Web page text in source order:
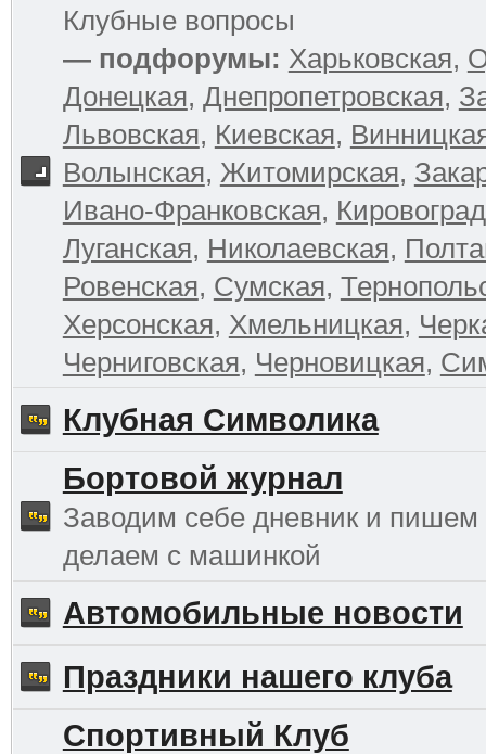
Клубные вопросы
— подфорумы: Харьковская,
Донецкая, Днепропетровская,
Львовская, Киевская,
Волынская, Житомирская,
Ивано-Франковская,
Луганская, Николаевская,
Ровенская, Сумская,
Херсонская, Хмельницкая,
Черниговская, Черновицкая,
Клубная Символика
Бортовой журнал
Заводим себе дневник и пишем
делаем с машинкой
Автомобильные новости
Праздники нашего клуба
Спортивный Клуб